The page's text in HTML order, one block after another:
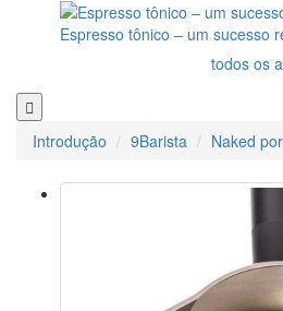
Espresso tônico – um sucesso
todos os
Introdução 9Barista Naked